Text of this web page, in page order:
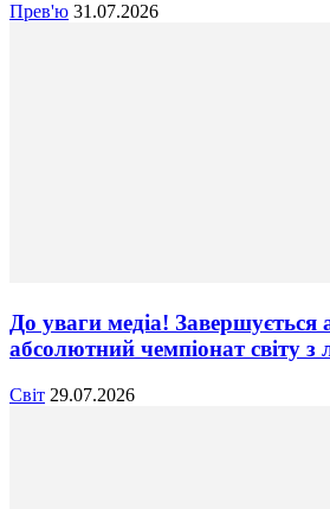
Прев'ю 31.07.2026
До уваги медіа! Завершується
абсолютний чемпіонат світу з
Світ 29.07.2026